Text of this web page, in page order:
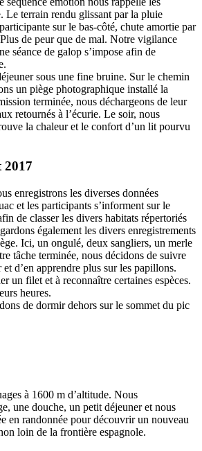
Le terrain rendu glissant par la pluie
sur le bas-côté, chute amortie par
de peur que de mal. Notre vigilance
séance de galop s’impose afin de
sous une fine bruine. Sur le chemin
un piège photographique installé la
terminée, nous déchargeons de leur
retournés à l’écurie. Le soir, nous
la chaleur et le confort d’un lit pourvu
2017
enregistrons les diverses données
et les participants s’informent sur le
de classer les divers habitats répertoriés
également les divers enregistrements
Ici, un ongulé, deux sangliers, un merle
tâche terminée, nous décidons de suivre
d’en apprendre plus sur les papillons.
un filet et à reconnaître certaines espèces.
heures.
de dormir dehors sur le sommet du pic
à 1600 m d’altitude. Nous
une douche, un petit déjeuner et nous
en randonnée pour découvrir un nouveau
loin de la frontière espagnole.